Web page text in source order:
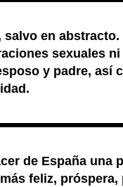
en
sexuales ni
y padre, así
de España una
feliz,